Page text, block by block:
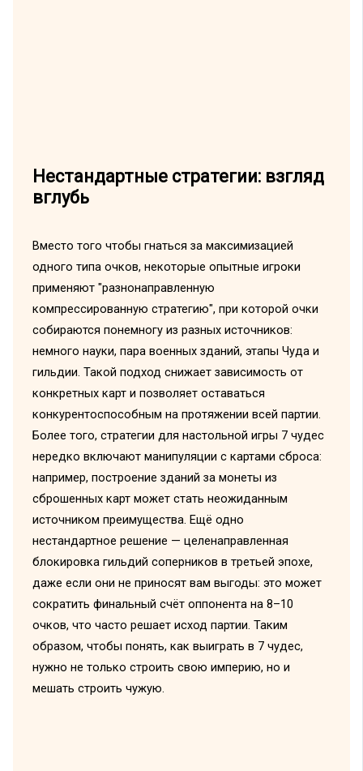
Нестандартные стратегии: взгляд
вглубь
Вместо того чтобы гнаться за максимизацией
одного типа очков, некоторые опытные игроки
применяют "разнонаправленную
компрессированную стратегию", при которой очки
собираются понемногу из разных источников:
немного науки, пара военных зданий, этапы Чуда и
гильдии. Такой подход снижает зависимость от
конкретных карт и позволяет оставаться
конкурентоспособным на протяжении всей партии.
Более того, стратегии для настольной игры 7 чудес
нередко включают манипуляции с картами сброса:
например, построение зданий за монеты из
сброшенных карт может стать неожиданным
источником преимущества. Ещё одно
нестандартное решение — целенаправленная
блокировка гильдий соперников в третьей эпохе,
даже если они не приносят вам выгоды: это может
сократить финальный счёт оппонента на 8–10
очков, что часто решает исход партии. Таким
образом, чтобы понять, как выиграть в 7 чудес,
нужно не только строить свою империю, но и
мешать строить чужую.